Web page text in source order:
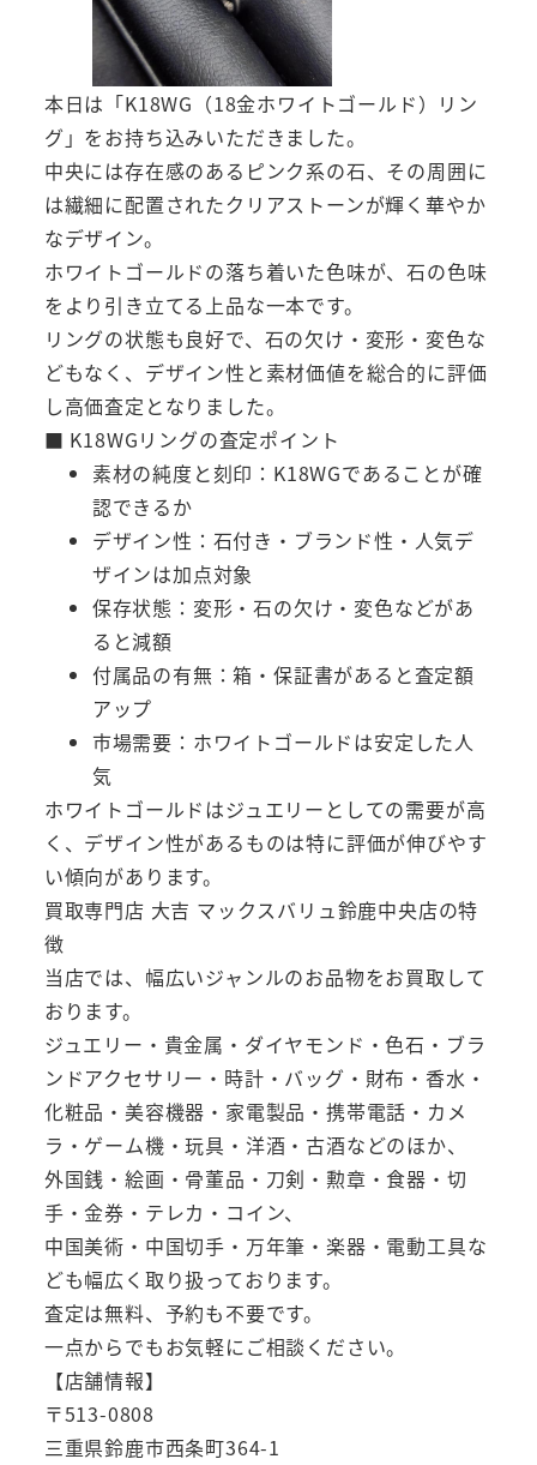
本日は「K18WG（18金ホワイトゴールド）リン
グ」をお持ち込みいただきました。
中央には存在感のあるピンク系の石、その周囲に
は繊細に配置されたクリアストーンが輝く華やか
なデザイン。
ホワイトゴールドの落ち着いた色味が、石の色味
をより引き立てる上品な一本です。
リングの状態も良好で、石の欠け・変形・変色な
どもなく、デザイン性と素材価値を総合的に評価
し高価査定となりました。
■ K18WGリングの査定ポイント
素材の純度と刻印：K18WGであることが確
認できるか
デザイン性：石付き・ブランド性・人気デ
ザインは加点対象
保存状態：変形・石の欠け・変色などがあ
ると減額
付属品の有無：箱・保証書があると査定額
アップ
市場需要：ホワイトゴールドは安定した人
気
ホワイトゴールドはジュエリーとしての需要が高
く、デザイン性があるものは特に評価が伸びやす
い傾向があります。
買取専門店 大吉 マックスバリュ鈴鹿中央店の特
徴
当店では、幅広いジャンルのお品物をお買取して
おります。
ジュエリー・貴金属・ダイヤモンド・色石・ブラ
ンドアクセサリー・時計・バッグ・財布・香水・
化粧品・美容機器・家電製品・携帯電話・カメ
ラ・ゲーム機・玩具・洋酒・古酒などのほか、
外国銭・絵画・骨董品・刀剣・勲章・食器・切
手・金券・テレカ・コイン、
中国美術・中国切手・万年筆・楽器・電動工具な
ども幅広く取り扱っております。
査定は無料、予約も不要です。
一点からでもお気軽にご相談ください。
【店舗情報】
〒513-0808
三重県鈴鹿市西条町364-1